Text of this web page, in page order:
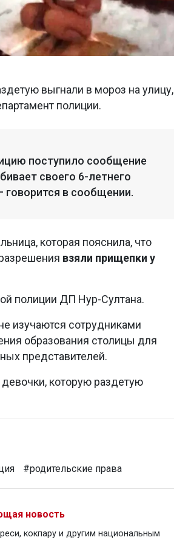
выгнали в мороз на улицу,
полиции.
поступило сообщение
своего 6-летнего
говорится в сообщении.
которая пояснила, что
взяли прищепки у
полиции ДП Нур-Султана.
изучаются сотрудниками
образования столицы для
представителей.
которую раздетую
#родительские права
новость
кокпару и другим национальным